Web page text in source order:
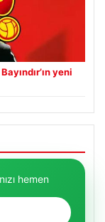
yeni
hemen